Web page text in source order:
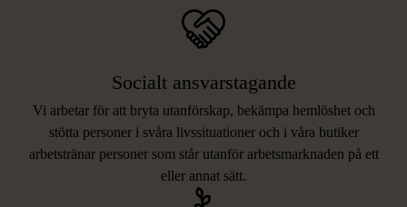
Socialt ansvarstagande
Vi arbetar för att bryta utanförskap, bekämpa hemlöshet och
stötta personer i svåra livssituationer och i våra butiker
arbetstränar personer som står utanför arbetsmarknaden på ett
eller annat sätt.